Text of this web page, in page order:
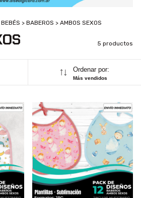
BEBÉS > BABEROS > AMBOS SEXOS
5 productos
Ordenar por:
Más vendidos